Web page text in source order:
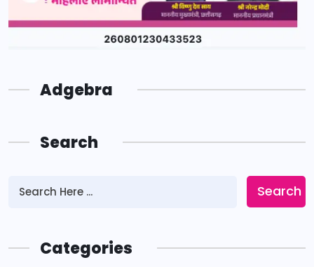
Adgebra
Search
Search
Categories